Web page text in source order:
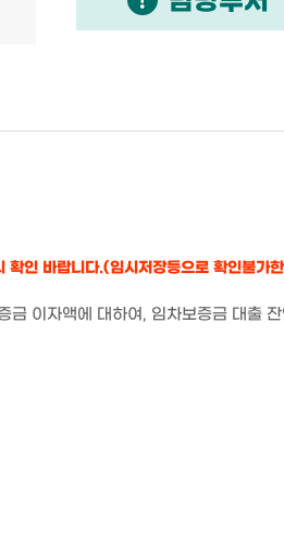
인 바랍니다.(임시저장등으로 확인불가
금 이자액에 대하여, 임차보증금 대출 잔